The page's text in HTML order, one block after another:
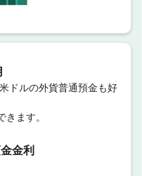
ドルの外貨普通預金も好
ます。
金利